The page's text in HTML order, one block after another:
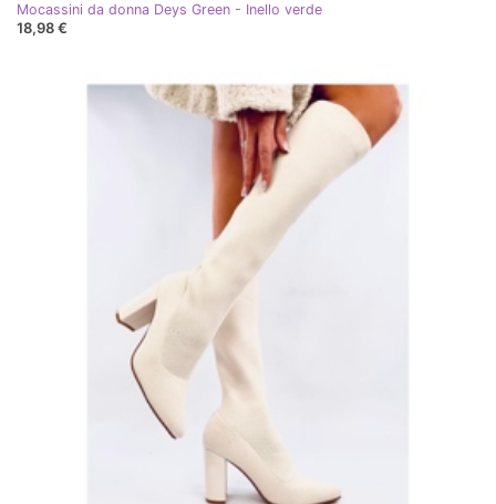
Mocassini da donna Deys Green - Inello verde
18,98 €